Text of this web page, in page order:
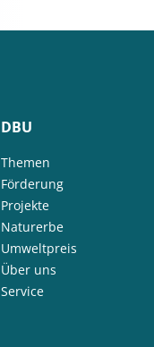
DBU
Themen
Förderung
Projekte
Naturerbe
Umweltpreis
Über uns
Service